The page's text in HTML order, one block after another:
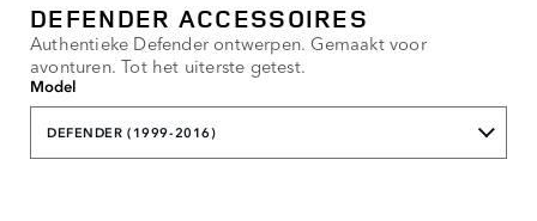
DEFENDER ACCESSOIRES
Authentieke Defender ontwerpen. Gemaakt voor
avonturen. Tot het uiterste getest.
Model
DEFENDER (1999-2016)